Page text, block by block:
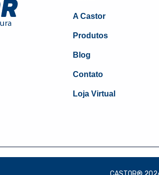
A Castor
Produtos
Blog
Contato
Loja Virtual